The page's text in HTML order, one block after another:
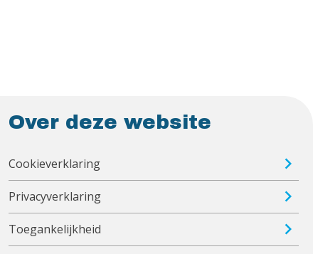
Over deze website
Cookieverklaring
Privacyverklaring
Toegankelijkheid